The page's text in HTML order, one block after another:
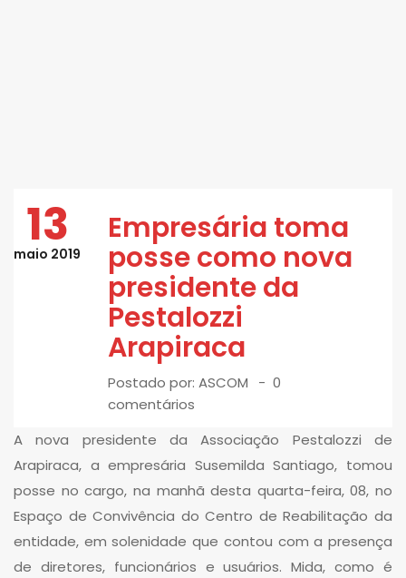
13
maio 2019
Empresária toma
posse como nova
presidente da
Pestalozzi
Arapiraca
Postado por: ASCOM
0
comentários
A nova presidente da Associação Pestalozzi de
Arapiraca, a empresária Susemilda Santiago, tomou
posse no cargo, na manhã desta quarta-feira, 08, no
Espaço de Convivência do Centro de Reabilitação da
entidade, em solenidade que contou com a presença
de diretores, funcionários e usuários. Mida, como é